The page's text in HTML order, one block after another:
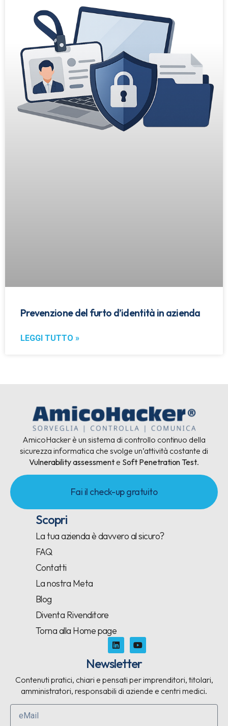
Prevenzione del furto d’identità in azienda
LEGGI TUTTO »
AmicoHacker è un sistema di controllo continuo della
sicurezza informatica che svolge un’attività costante di
Vulnerability assessmente Soft Penetration Test.
Fai il check-up gratuito
Scopri
La tua azienda è davvero al sicuro?
FAQ
Contatti
La nostra Meta
Blog
Diventa Rivenditore
Torna alla Home page
Newsletter
Contenuti pratici, chiari e pensati per imprenditori, titolari,
amministratori, responsabili di aziende e centri medici.